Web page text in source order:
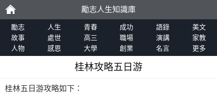
勵
志
勵志人生知識庫
勵志 人生 青春 成功 語錄
美文
故事
處世 高三 職場 演講
家教
人物
感恩 大學 創業 名言 更多
桂林攻略五日游
桂林五日游攻略如下：